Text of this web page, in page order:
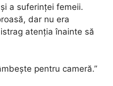
a suferinței femeii.
dar nu era
atenția înainte să
pentru cameră.”